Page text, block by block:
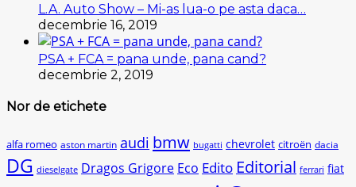
L.A. Auto Show – Mi-as lua-o pe asta daca…
decembrie 16, 2019
PSA + FCA = pana unde, pana cand?
decembrie 2, 2019
Nor de etichete
alfa romeo aston martin audi bmw bugatti chevrolet citroën dacia
DG dieselgate Dragos Grigore Eco Edito Editorial ferrari fiat